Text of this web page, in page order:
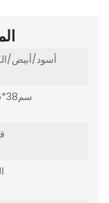
أسود/أبيض/
سم38*5*33